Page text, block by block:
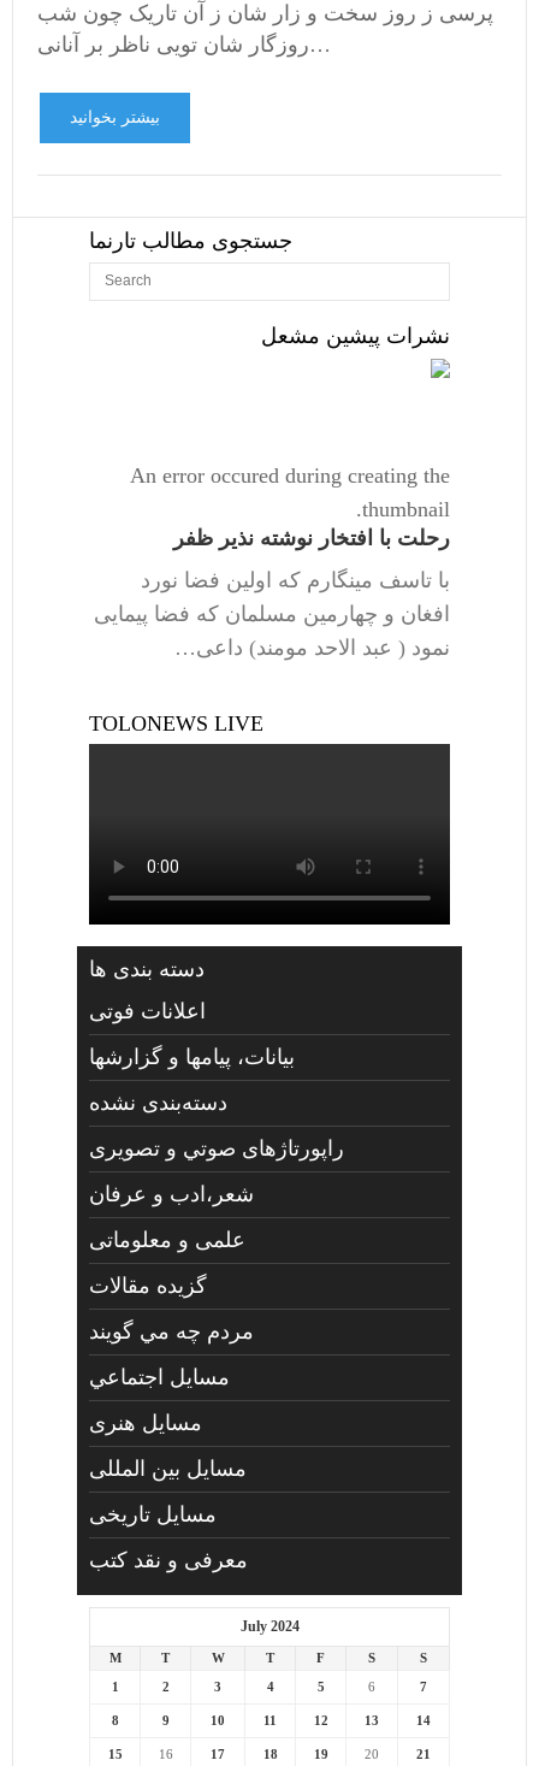
پرسی ز روز سخت و زار شان ز آن تاریک چون شب
روزگار شان تویی ناظر بر آنانی…
بیشتر بخوانید
جستجوی مطالب تارنما
نشرات پیشین مشعل
An error occured during creating the
thumbnail.
رحلت با افتخار نوشته نذیر ظفر
با تاسف مینگارم که اولین فضا نورد
افغان و چهارمین مسلمان که فضا پیمایی
نمود ( عبد الاحد مومند) داعی…
TOLONEWS LIVE
دسته بندی ها
اعلانات فوتی
بیانات، پیامها و گزارشها
دسته‌بندی نشده
راپورتاژهای صوتي و تصويری
شعر،ادب و عرفان
علمی و معلوماتی
گزیده مقالات
مردم چه مي گويند
مسايل اجتماعي
مسايل هنری
مسایل بین المللی
مسایل تاریخی
معرفی و نقد کتب
July 2024
M T W T F S
S
1
2 3 4 5 6 7
8 9 10 11 12 13 14
15 16 17 18 19 20 21